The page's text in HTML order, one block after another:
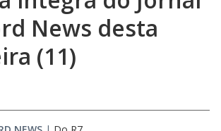
News desta
(11)